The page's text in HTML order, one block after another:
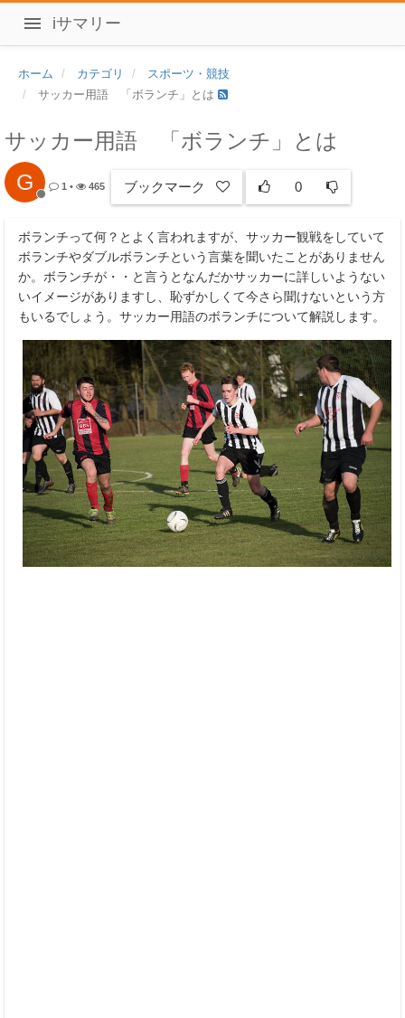
iサマリー
ホーム カテゴリ
スポーツ・競技
サッカー用語 「ボランチ」とは
サッカー用語 「ボランチ」とは
G 1 • 465 ブックマーク 0
ボランチって何？とよく言われますが、サッカー観戦をしていて
ボランチやダブルボランチという言葉を聞いたことがありません
か。ボランチが・・と言うとなんだかサッカーに詳しいようない
いイメージがありますし、恥ずかしくて今さら聞けないという方
もいるでしょう。サッカー用語のボランチについて解説します。